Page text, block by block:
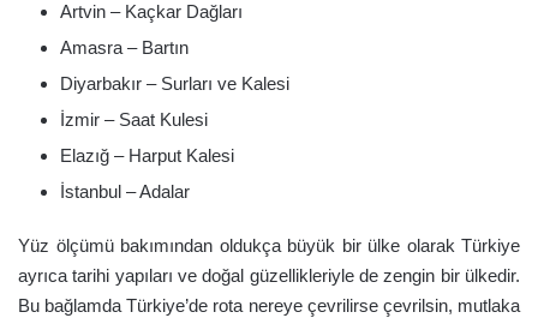
Artvin – Kaçkar Dağları
Amasra – Bartın
Diyarbakır – Surları ve Kalesi
İzmir – Saat Kulesi
Elazığ – Harput Kalesi
İstanbul – Adalar
Yüz ölçümü bakımından oldukça büyük bir ülke olarak Türkiye
ayrıca tarihi yapıları ve doğal güzellikleriyle de zengin bir ülkedir.
Bu bağlamda Türkiye’de rota nereye çevrilirse çevrilsin, mutlaka